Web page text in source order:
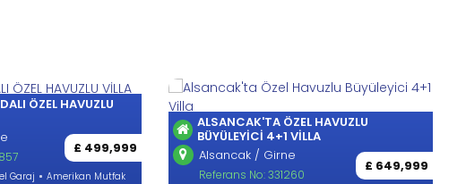
ÖZEL HAVUZLU
£ 499,999
Garaj Amerikan Mutfak
ALSANCAK'TA ÖZEL HAVUZLU
BÜYÜLEYICI 4+1 VILLA
Alsancak / Girne
£ 649,999
Referans No: 331260